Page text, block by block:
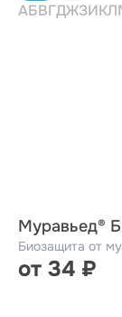
АБВГДЖЗИКЛ
Муравьед®
Биозащита от
от 34 ₽